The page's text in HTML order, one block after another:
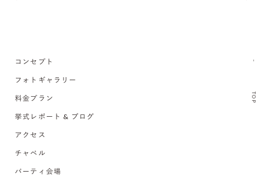
TOP
コンセプト
フォトギャラリー
料金プラン
挙式レポート & ブログ
アクセス
チャペル
パーティ会場